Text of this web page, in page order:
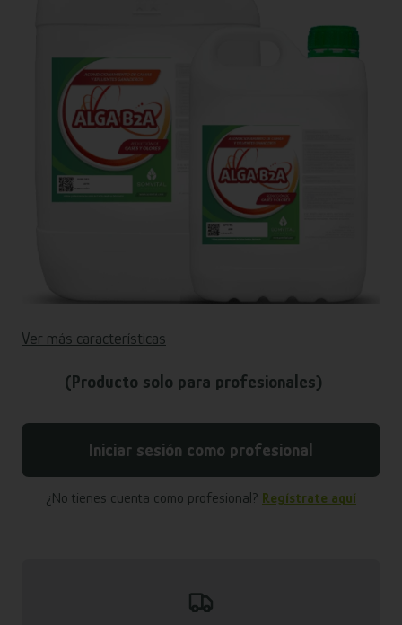
Ver más características
(Producto solo para profesionales)
Iniciar sesión como profesional
¿No tienes cuenta como profesional? Regístrate aquí